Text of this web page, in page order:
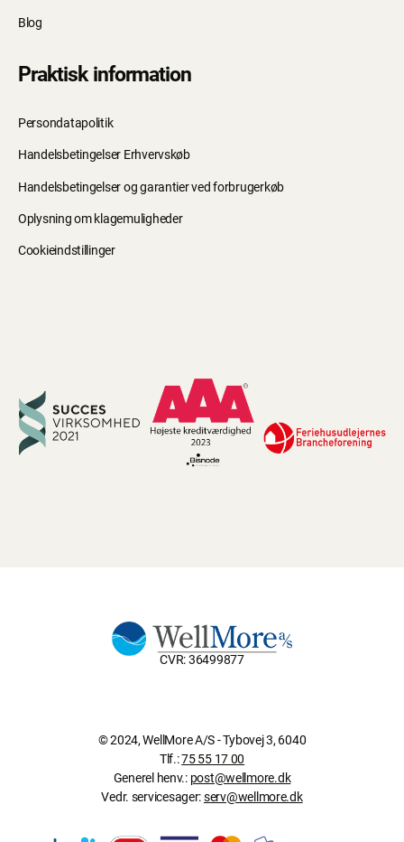
Blog
Praktisk information
Persondatapolitik
Handelsbetingelser Erhvervskøb
Handelsbetingelser og garantier ved forbrugerkøb
Oplysning om klagemuligheder
Cookieindstillinger
CVR: 36499877
© 2024, WellMore A/S - Tybovej 3, 6040
Tlf.:75 55 17 00
Generel henv.: post@wellmore.dk
Vedr. servicesager:serv@wellmore.dk